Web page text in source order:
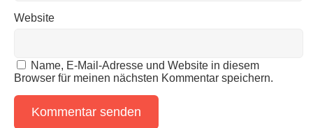
Website
Name, E-Mail-Adresse und Website in diesem
Browser für meinen nächsten Kommentar speichern.